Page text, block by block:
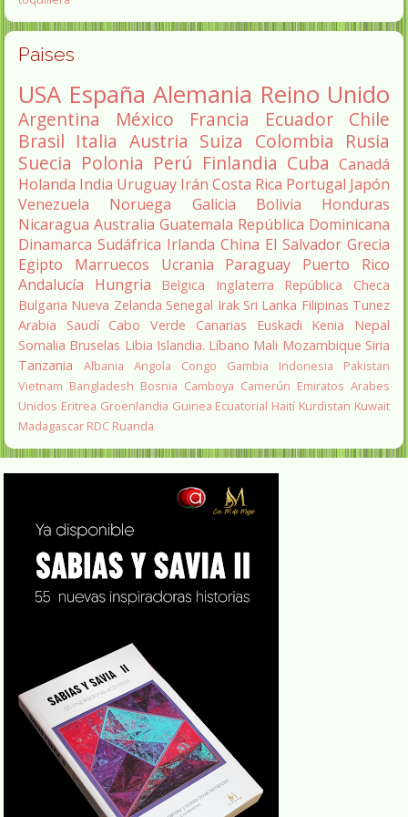
Paises
USA España Alemania Reino Unido
Argentina México Francia Ecuador
Chile
Brasil Italia Austria Suiza Colombia Rusia
Suecia Polonia Perú Finlandia Cuba Canadá
Holanda India Uruguay Irán Costa Rica Portugal Japón
Venezuela
Noruega Galicia Bolivia
Honduras
Nicaragua Australia Guatemala República Dominicana
Dinamarca Sudáfrica Irlanda China El Salvador Grecia
Egipto
Marruecos Ucrania Paraguay
Puerto Rico
Andalucía
Hungria Belgica Inglaterra
República Checa
Bulgaria Nueva Zelanda Senegal Irak Sri Lanka Filipinas Tunez
Arabia Saudí Cabo Verde Canarias Euskadi Kenia
Nepal
Somalia Bruselas Libia Islandia. Líbano Mali Mozambique Siria
Tanzania
Albania Angola Congo Gambia Indonesia
Pakistan
Vietnam Bangladesh Bosnia Camboya Camerún Emiratos Arabes
Unidos Eritrea Groenlandia Guinea Ecuatorial Haití Kurdistan Kuwait
Madagascar RDC Ruanda